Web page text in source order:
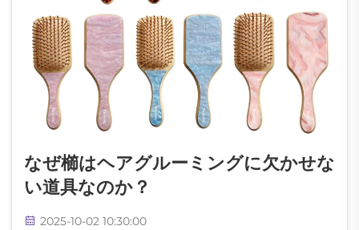
なぜ櫛はヘアグルーミングに欠かせな
い道具なのか？
2025-10-02 10:30:00